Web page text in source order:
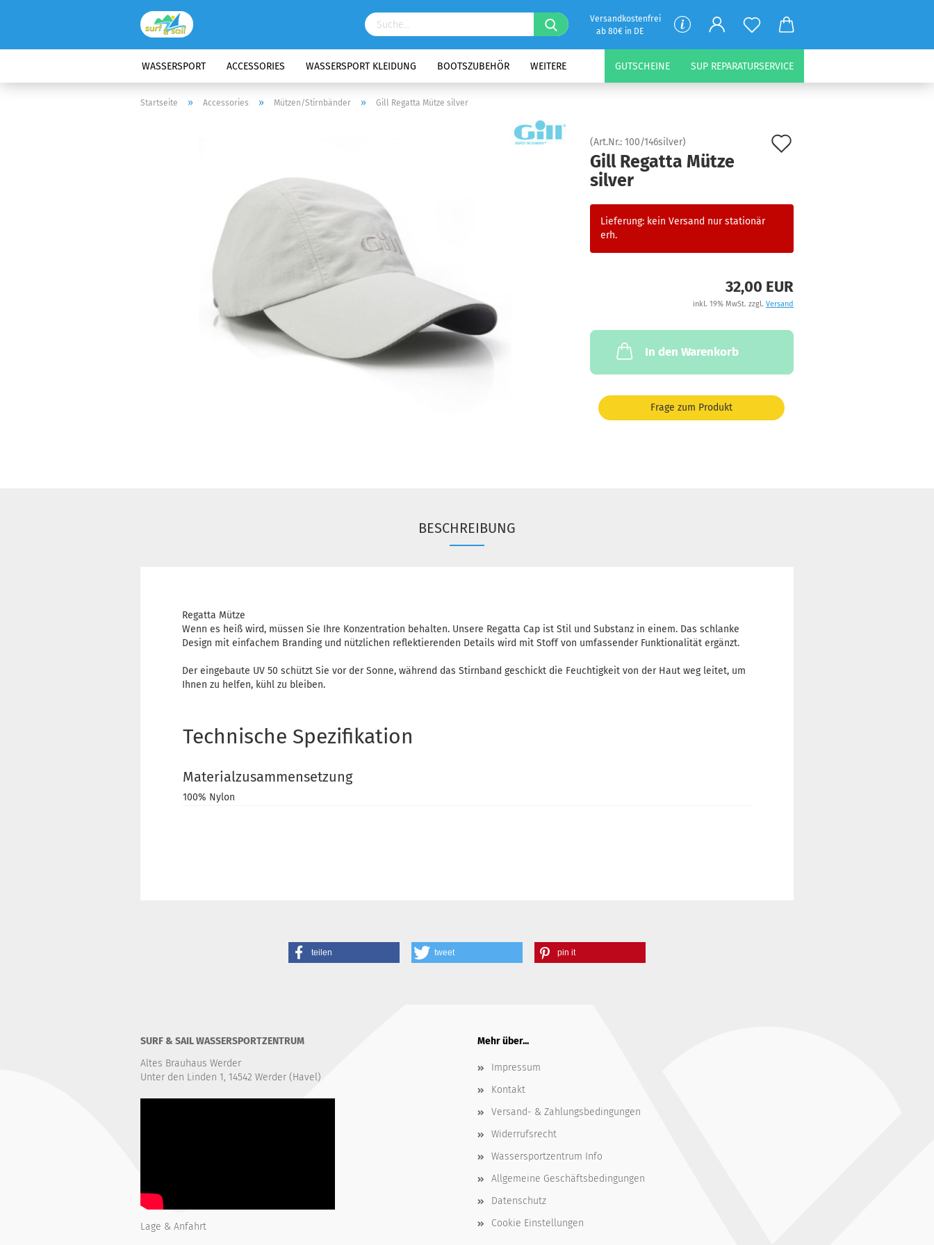
Versandkostenfrei
ab 80€ in DE
WASSERSPORT ACCESSORIES WASSERSPORT KLEIDUNG BOOTSZUBEHÖR GUTSCHEINE SUP REPARATURSERVICE
WEITERE
Startseite » Accessories » Mützen/Stirnbänder » Gill Regatta Mütze silver
(Art.Nr.: 100/146silver)
Gill Regatta Mütze
silver
Lieferung: kein Versand nur stationär
erh.
32,00 EUR
inkl. 19% MwSt. zzgl. Versand
In den Warenkorb
Frage zum Produkt
BESCHREIBUNG
Regatta Mütze
Wenn es heiß wird, müssen Sie Ihre Konzentration behalten. Unsere Regatta Cap ist Stil und Substanz in einem. Das schlanke
Design mit einfachem Branding und nützlichen reflektierenden Details wird mit Stoff von umfassender Funktionalität ergänzt.
Der eingebaute UV 50 schützt Sie vor der Sonne, während das Stirnband geschickt die Feuchtigkeit von der Haut weg leitet, um
Ihnen zu helfen, kühl zu bleiben.
Technische Spezifikation
Materialzusammensetzung
100% Nylon
teilen tweet pin it
SURF & SAIL WASSERSPORTZENTRUM
Altes Brauhaus Werder
Unter den Linden 1, 14542 Werder (Havel)
Lage & Anfahrt
Mehr über...
Impressum
Kontakt
Versand- & Zahlungsbedingungen
Widerrufsrecht
Wassersportzentrum Info
Allgemeine Geschäftsbedingungen
Datenschutz
Cookie Einstellungen